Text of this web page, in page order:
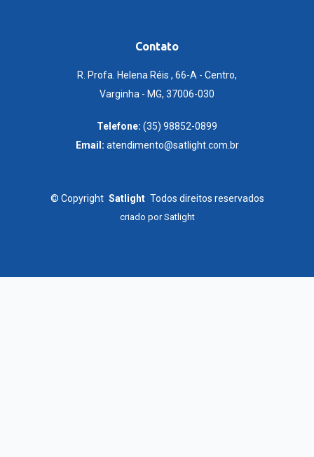
Contato
R. Profa. Helena Réis , 66-A - Centro,
Varginha - MG, 37006-030
Telefone: (35) 98852-0899
Email: atendimento@satlight.com.br
© Copyright Satlight Todos direitos reservados
criado porSatlight